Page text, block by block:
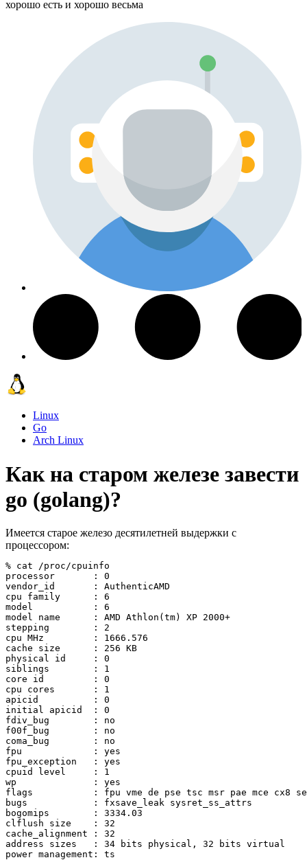
хорошо есть и хорошо весьма
Linux
Go
Arch Linux
Как на старом железе завести
go (golang)?
Имеется старое железо десятилетней выдержки с
процессором:
% cat /proc/cpuinfo
processor	: 0
vendor_id	: AuthenticAMD
cpu family	: 6
model		: 6
model name	: AMD Athlon(tm) XP 2000+
stepping	: 2
cpu MHz		: 1666.576
cache size	: 256 KB
physical id	: 0
siblings	: 1
core id		: 0
cpu cores	: 1
apicid		: 0
initial apicid	: 0
fdiv_bug	: no
f00f_bug	: no
coma_bug	: no
fpu		: yes
fpu_exception	: yes
cpuid level	: 1
wp		: yes
flags		: fpu vme de pse tsc msr pae mce cx8 sep mtrr pge mca cmov pat pse36 mmx fxsr sse syscall mmxext 3dnowext 3dnow 3dnowprefetch vmmcall
bugs		: fxsave_leak sysret_ss_attrs
bogomips	: 3334.03
clflush size	: 32
cache_alignment	: 32
address sizes	: 34 bits physical, 32 bits virtual
power management: ts